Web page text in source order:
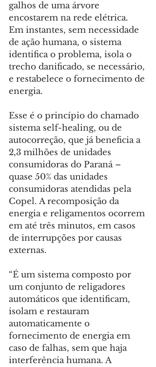
galhos de uma árvore
encostarem na rede elétrica.
Em instantes, sem necessidade
de ação humana, o sistema
identifica o problema, isola o
trecho danificado, se necessário,
e restabelece o fornecimento de
energia.
Esse é o princípio do chamado
sistema self-healing, ou de
autocorreção, que já beneficia a
2,3 milhões de unidades
consumidoras do Paraná –
quase 50% das unidades
consumidoras atendidas pela
Copel. A recomposição da
energia e religamentos ocorrem
em até três minutos, em casos
de interrupções por causas
externas.
“É um sistema composto por
um conjunto de religadores
automáticos que identificam,
isolam e restauram
automaticamente o
fornecimento de energia em
caso de falhas, sem que haja
interferência humana. A